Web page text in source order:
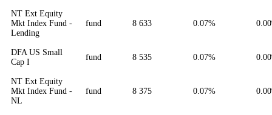
NT Ext Equity
Mkt Index Fund -
Lending
fund 8 633 0.07%
DFA US Small
Cap I
fund 8 535 0.07%
NT Ext Equity
Mkt Index Fund -
NL
fund 8 375 0.07%